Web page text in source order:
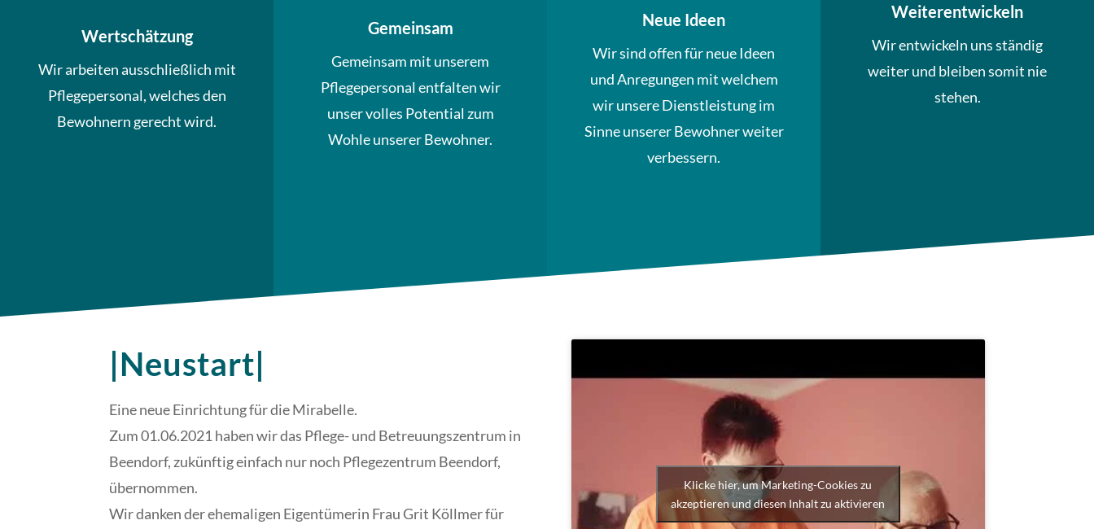
Wertschätzung
Wir arbeiten ausschließlich mit
Pflegepersonal, welches den
Bewohnern gerecht wird.
Gemeinsam
Gemeinsam mit unserem
Pflegepersonal entfalten wir
unser volles Potential zum
Wohle unserer Bewohner.
Neue Ideen
Wir sind offen für neue Ideen
und Anregungen mit welchem
wir unsere Dienstleistung im
Sinne unserer Bewohner weiter
verbessern.
Weiterentwickeln
Wir entwickeln uns ständig
weiter und bleiben somit nie
stehen.
|Neustart|
Eine neue Einrichtung für die Mirabelle.
Zum 01.06.2021 haben wir das Pflege- und Betreuungszentrum in
Beendorf, zukünftig einfach nur noch Pflegezentrum Beendorf,
übernommen.
Wir danken der ehemaligen Eigentümerin Frau Grit Köllmer für
Klicke hier, um Marketing-Cookies zu
akzeptieren und diesen Inhalt zu aktivieren